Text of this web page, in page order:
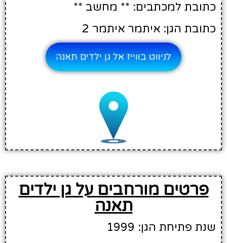
כתובת למכתבים: ** מחשב **
כתובת הגן: איתמר איתמר 2
לניווט בווייז אל גן ילדים תאנה
פרטים מורחבים על גן ילדים
תאנה
שנת פתיחת הגן: 1999